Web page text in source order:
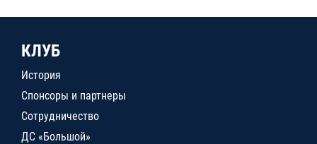
КЛУБ
История
Спонсоры и партнеры
Сотрудничество
ДС «Большой»